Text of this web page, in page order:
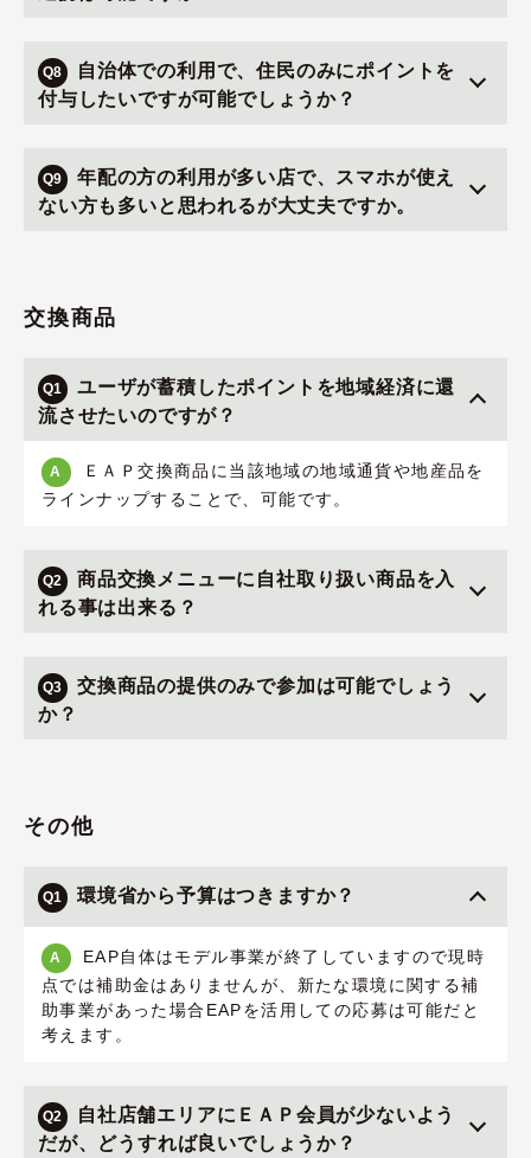
Q8
自治体での利用で、住民のみにポイントを
付与したいですが可能でしょうか？
Q9
年配の方の利用が多い店で、スマホが使え
ない方も多いと思われるが大丈夫ですか。
交換商品
Q1
ユーザが蓄積したポイントを地域経済に還
流させたいのですが？
A
ＥＡＰ交換商品に当該地域の地域通貨や地産品を
ラインナップすることで、可能です。
Q2
商品交換メニューに自社取り扱い商品を入
れる事は出来る？
Q3
交換商品の提供のみで参加は可能でしょう
か？
その他
Q1 環境省から予算はつきますか？
A
EAP自体はモデル事業が終了していますので現時
点では補助金はありませんが、新たな環境に関する補
助事業があった場合EAPを活用しての応募は可能だと
考えます。
Q2
自社店舗エリアにＥＡＰ会員が少ないよう
だが、どうすれば良いでしょうか？